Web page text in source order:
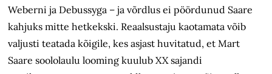
Weberni ja Debussyga – ja võrdlus ei pöördunud Saare
kahjuks mitte hetkekski. Reaalsustaju kaotamata võib
valjusti teatada kõigile, kes asjast huvitatud, et Mart
Saare soololaulu looming kuulub XX sajandi